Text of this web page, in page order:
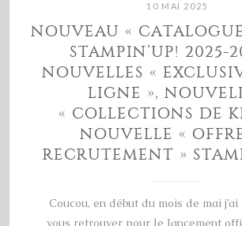
10 MAI 2025
NOUVEAU «
STAMPIN’UP! 2025-
NOUVELLES «
LIGNE »,
« COLLECTIONS DE
NOUVELLE «
RECRUTEMENT »
Coucou, en début du mois de mai
vous retrouver pour le lancement